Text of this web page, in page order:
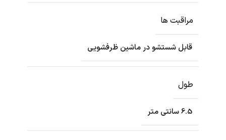
مراقبت ها
قابل شستشو در ماشین ظرفشویی
طول
6.5 سانتی متر